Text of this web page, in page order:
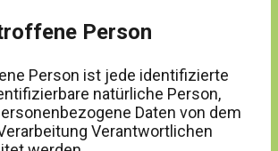
Person
Person ist jede identifizierte
natürliche Person,
Daten von dem
Verantwortlichen